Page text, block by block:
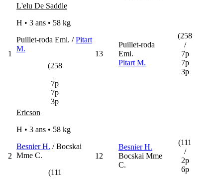
1
L'elu De Saddle
H • 3 ans • 58 kg
Puillet-roda Emi. /Pitart
M.
(258
|
7p
7p
3p
13
Puillet-roda
Emi.
Pitart M.
(258
/
7p
7p
3p
2
Ericson
H • 3 ans • 58 kg
Besnier H. / Bocskai
Mme C.
(111
12
Besnier H.
Bocskai Mme
C.
(111
/
2p
6p